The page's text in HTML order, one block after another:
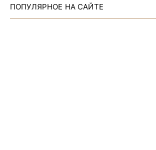
ПОПУЛЯРНОЕ НА САЙТЕ